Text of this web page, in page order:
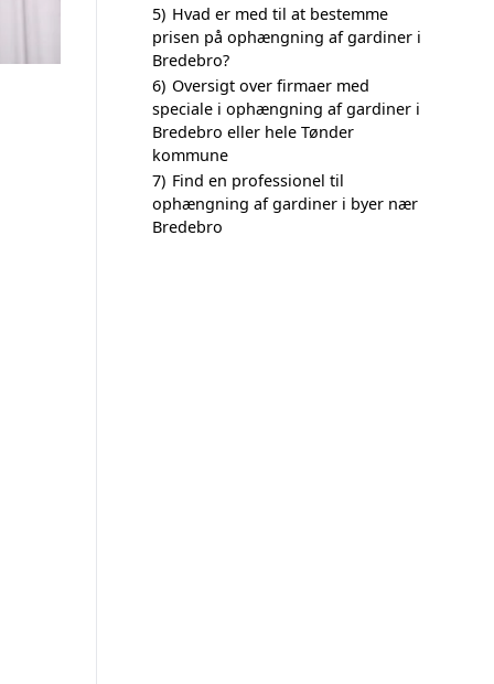
5) Hvad er med til at bestemme
prisen på ophængning af gardiner i
Bredebro?
6) Oversigt over firmaer med
speciale i ophængning af gardiner i
Bredebro eller hele Tønder
kommune
7) Find en professionel til
ophængning af gardiner i byer nær
Bredebro